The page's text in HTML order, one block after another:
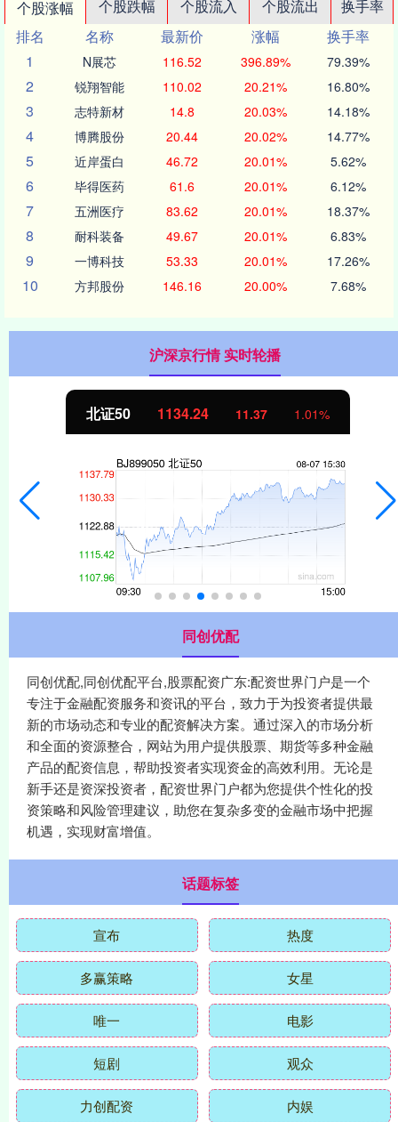
个股涨幅 个股跌幅 个股流入 个股流出
换手率
排名
名称 最新价 涨幅
换手率
1
N展芯 116.52 396.89% 79.39%
2 锐翔智能 110.02 20.21% 16.80%
3 志特新材 14.8 20.03% 14.18%
4 博腾股份 20.44 20.02% 14.77%
5 近岸蛋白 46.72 20.01% 5.62%
6 毕得医药 61.6 20.01% 6.12%
7 五洲医疗 83.62 20.01% 18.37%
8 耐科装备 49.67 20.01% 6.83%
9 一博科技 53.33 20.01% 17.26%
10 方邦股份 146.16 20.00% 7.68%
沪深京行情 实时轮播
北证50 1134.24 11.37 1.01%
同创优配
同创优配,同创优配平台,股票配资广东:配资世界门户是一个
专注于金融配资服务和资讯的平台，致力于为投资者提供最
新的市场动态和专业的配资解决方案。通过深入的市场分析
和全面的资源整合，网站为用户提供股票、期货等多种金融
产品的配资信息，帮助投资者实现资金的高效利用。无论是
新手还是资深投资者，配资世界门户都为您提供个性化的投
资策略和风险管理建议，助您在复杂多变的金融市场中把握
机遇，实现财富增值。
话题标签
宣布 热度
多赢策略 女星
唯一 电影
短剧 观众
力创配资 内娱